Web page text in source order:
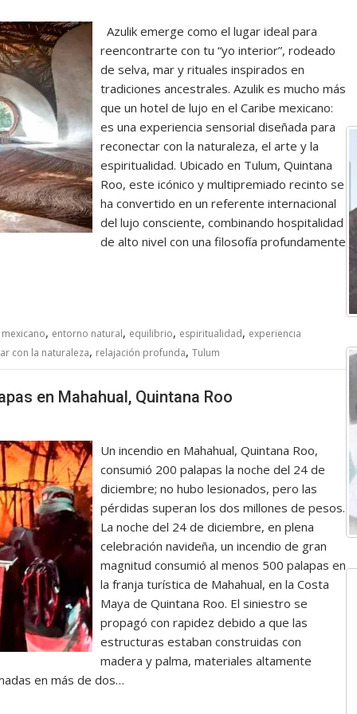
Azulik emerge como el lugar ideal para
reencontrarte con tu “yo interior”, rodeado
de selva, mar y rituales inspirados en
tradiciones ancestrales. Azulik es mucho más
que un hotel de lujo en el Caribe mexicano:
es una experiencia sensorial diseñada para
reconectar con la naturaleza, el arte y la
espiritualidad. Ubicado en Tulum, Quintana
Roo, este icónico y multipremiado recinto se
ha convertido en un referente internacional
del lujo consciente, combinando hospitalidad
de alto nivel con una filosofía profundamente
, entorno natural, equilibrio, espiritualidad, experiencia
con la naturaleza, relajación profunda, Tulum
en Mahahual, Quintana Roo
Un incendio en Mahahual, Quintana Roo,
consumió 200 palapas la noche del 24 de
diciembre; no hubo lesionados, pero las
pérdidas superan los dos millones de pesos.
La noche del 24 de diciembre, en plena
celebración navideña, un incendio de gran
magnitud consumió al menos 500 palapas en
la franja turística de Mahahual, en la Costa
Maya de Quintana Roo. El siniestro se
propagó con rapidez debido a que las
estructuras estaban construidas con
madera y palma, materiales altamente
en más de dos…